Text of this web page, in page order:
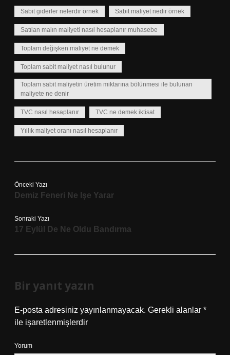
Sabit giderler nelerdir örnek Sabit maliyet nedir örnek
Satılan malın maliyeti nasıl hesaplanır muhasebe
Toplam değişken maliyet ne demek
Toplam sabit maliyet nasıl bulunur
Toplam sabit maliyetin üretim miktarına bölünmesi ile bulunan
maliyete ne denir
TVC nasıl hesaplanır TVC ne demek iktisat
Yıllık maliyet oranı nasıl hesaplanır
Önceki Yazı
Demiz Feneri Ne Işe Yarar
Sonraki Yazı
17 Eylül De Ne Oldu Bandırma
Bir yanıt yazın
E-posta adresiniz yayınlanmayacak. Gerekli alanlar *
ile işaretlenmişlerdir
Yorum